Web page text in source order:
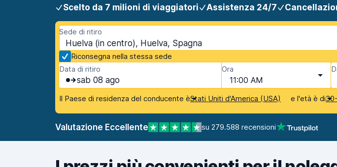
Scelto da 7 milioni di viaggiatori Assistenza 24/7
Sede di ritiro
Huelva (in centro), Huelva, Spagna
Riconsegna nella stessa sede
Data di ritiro
sab 08 ago
Ora
11:00 AM
Il Paese di residenza del conducente èStati Uniti d'America (USA) e l'età è di
Valutazione Eccellente su 279.588 recensioni